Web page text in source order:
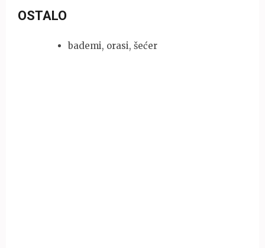
OSTALO
bademi, orasi, šećer